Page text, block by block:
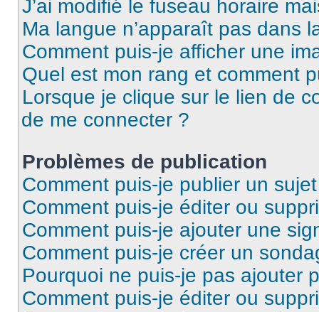
J’ai modifié le fuseau horaire
Ma langue n’apparaît pas dans
Comment puis-je afficher une
Quel est mon rang et comment
Lorsque je clique sur le lien de
de me connecter ?
Problèmes de publication
Comment puis-je publier un
Comment puis-je éditer ou
Comment puis-je ajouter une
Comment puis-je créer un
Pourquoi ne puis-je pas ajouter
Comment puis-je éditer ou